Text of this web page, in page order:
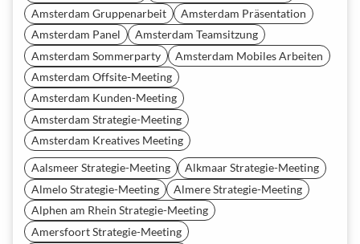
Amsterdam Gruppenarbeit
Amsterdam Präsentation
Amsterdam Panel
Amsterdam Teamsitzung
Amsterdam Sommerparty
Amsterdam Mobiles Arbeiten
Amsterdam Offsite-Meeting
Amsterdam Kunden-Meeting
Amsterdam Strategie-Meeting
Amsterdam Kreatives Meeting
Aalsmeer Strategie-Meeting
Alkmaar Strategie-Meeting
Almelo Strategie-Meeting
Almere Strategie-Meeting
Alphen am Rhein Strategie-Meeting
Amersfoort Strategie-Meeting